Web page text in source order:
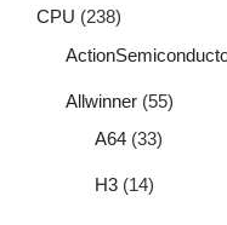
CPU (238)
Allwinner (55)
A64 (33)
H3 (14)